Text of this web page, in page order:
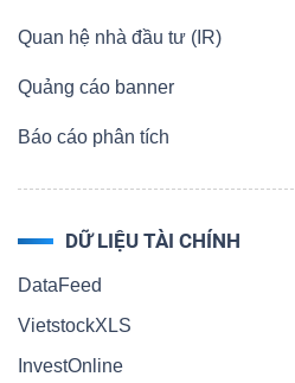
Quan hệ nhà đầu tư (IR)
Quảng cáo banner
Báo cáo phân tích
DỮ LIỆU TÀI CHÍNH
DataFeed
VietstockXLS
InvestOnline